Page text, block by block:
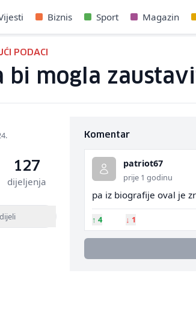
Biznis Sport Magazin
PODACI
bi mogla
127
dijeljenja
Komentar
patriot67
prije 1 godinu
pa iz biografije oval je
↑ 4 ↓ 1